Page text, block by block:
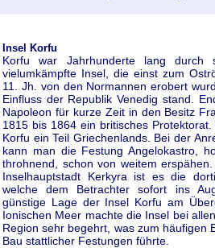
Insel Korfu
Korfu war Jahrhunderte lang durch
vielumkämpfte Insel, die einst zum
11. Jh. von den Normannen erobert
Einfluss der Republik Venedig stand.
Napoleon für kurze Zeit in den Besitz
1815 bis 1864 ein britisches
Korfu ein Teil Griechenlands. Bei der
kann man die Festung Angelokastro,
throhnend, schon von weitem
Inselhauptstadt Kerkyra ist es die
welche dem Betrachter sofort ins
günstige Lage der Insel Korfu am
Ionischen Meer machte die Insel bei
Region sehr begehrt, was zum häufigen
Bau stattlicher Festungen führte.